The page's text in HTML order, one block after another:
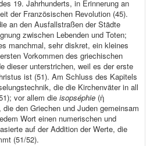
19. Jahrhunderts, in Erinnerung an
der Französischen Revolution (45).
an den Ausfallstraßen der Städte
zwischen Lebenden und Toten;
manchmal, sehr diskret, ein kleines
Vorkommen des griechischen
dieser unterstrichen, weil es der erste
ist (51). Am Schluss des Kapitels
die die Kirchenväter in all
vor allem die isopséphie (ἡ
den Griechen und Juden gemeinsam
Wort einen numerischen und
auf der Addition der Werte, die
(51/52).